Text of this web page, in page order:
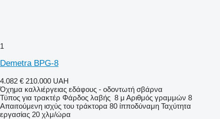
1
Demetra BPG-8
4.082 € 210.000 UAH
Όχημα καλλιέργειας εδάφους - οδοντωτή σβάρνα
Τύπος για τρακτέρ Φάρδος λαβής 8 μ Αριθμός γραμμών 8
Απαιτούμενη ισχύς του τράκτορα 80 ίπποδύναμη Ταχύτητα
εργασίας 20 χλμ/ώρα